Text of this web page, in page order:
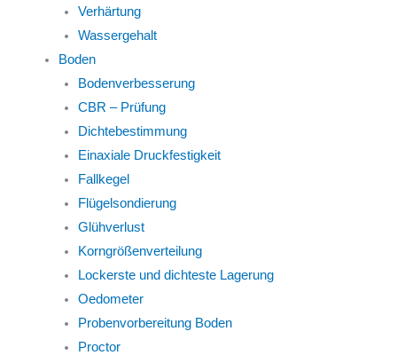
Verhärtung
Wassergehalt
Boden
Bodenverbesserung
CBR – Prüfung
Dichtebestimmung
Einaxiale Druckfestigkeit
Fallkegel
Flügelsondierung
Glühverlust
Korngrößenverteilung
Lockerste und dichteste Lagerung
Oedometer
Probenvorbereitung Boden
Proctor